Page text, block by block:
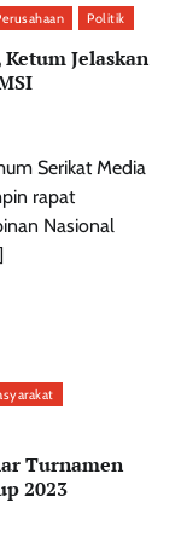
Politik
Jelaskan
Serikat Media
rapat
Nasional
Turnamen
2023